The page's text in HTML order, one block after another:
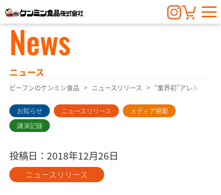
News
ニュース
ビーフンのケンミン食品 ニュースリリース “業界初”アレルゲン
お知らせ ニュースリリース
メディア掲載
講演記録
投稿日：2018年12月26日
ニュースリリース